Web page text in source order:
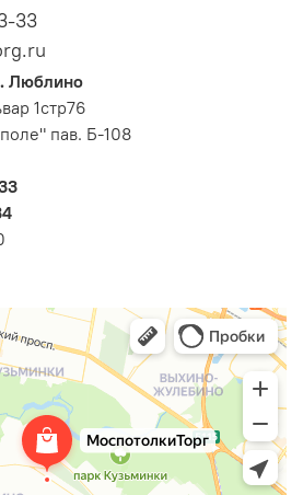
33
Люблино
1стр76
пав. Б-108